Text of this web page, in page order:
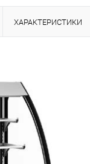
ХАРАКТЕРИСТИКИ